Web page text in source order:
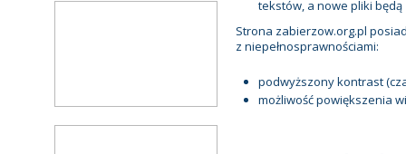
tekstów, a nowe pliki
Strona zabierzow.org.pl
z niepełnosprawnościami:
podwyższony kontrast
możliwość powiększenia